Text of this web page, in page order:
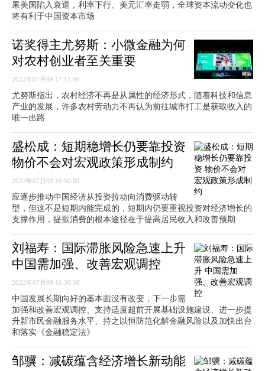
果美国陷入衰退，利率下行、美元汇率走弱，全球资本流动变化也
将有利于中国资本市场
诺奖得主尤努斯：小微金融为何
对农村创业者至关重要
2022年07月09 17:11:09
尤努斯指出，农村经济不再是从属性的经济形式，随着科技和信息
产业的发展，许多农村劳动力不再认为前往城市打工是获取收入的
唯一出路
盛松成：短期稳增长仍要靠投资
物价不会对宏观政策形成制约
2022年07月09 16:50:02
应逐步推动中国经济从投资拉动向消费驱动转
型，但这不是短期内能完成的，短期内仍要重视投资对经济增长的
支撑作用，提振消费的根本途径在于提高居民收入和改善预期
刘福寿：国际滞胀风险急速上升
中国需加强、改善宏观调控
2022年07月09 16:38:38
中国发展长期向好的基本面没有改变，下一步需
加强和改善宏观调控、支持适度超前开展基础设施建设、进一步提
升新市民金融服务水平、持之以恒防范化解金融风险以及加快出台
和落实《金融稳定法》
邹骥：减碳蕴含经济增长新动能